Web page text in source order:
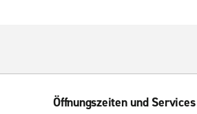
Öffnungszeiten und Services